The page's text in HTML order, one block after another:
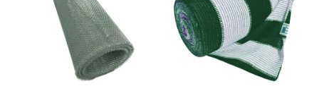
Plase umbrire
Plase anti insecte
Plase anti pasari
Plase anti buruieni